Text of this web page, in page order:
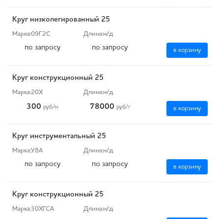
Круг низколегированный 25
Марка:09Г2С Длина:н/д
по запросу по запросу в корзину
Круг конструкционный 25
Марка:20Х Длина:н/д
300 руб/м 78000 руб/т в корзину
Круг инструментальный 25
Марка:У8А Длина:н/д
по запросу по запросу в корзину
Круг конструкционный 25
Марка:30ХГСА Длина:н/д